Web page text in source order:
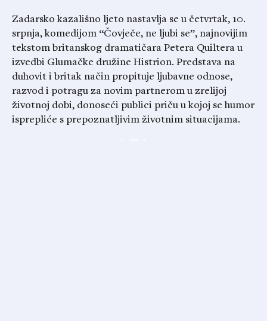
Zadarsko kazališno ljeto nastavlja se u četvrtak, 10.
srpnja, komedijom “Čovječe, ne ljubi se”, najnovijim
tekstom britanskog dramatičara Petera Quiltera u
izvedbi Glumačke družine Histrion. Predstava na
duhovit i britak način propituje ljubavne odnose,
razvod i potragu za novim partnerom u zrelijoj
životnoj dobi, donoseći publici priču u kojoj se humor
isprepliće s prepoznatljivim životnim situacijama.